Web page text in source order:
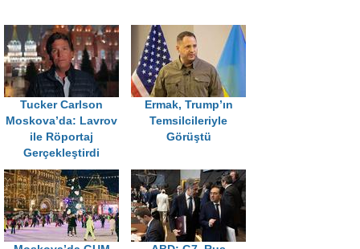
Tucker Carlson
Moskova’da: Lavrov
ile Röportaj
Gerçekleştirdi
Ermak, Trump’ın
Temsilcileriyle
Görüştü